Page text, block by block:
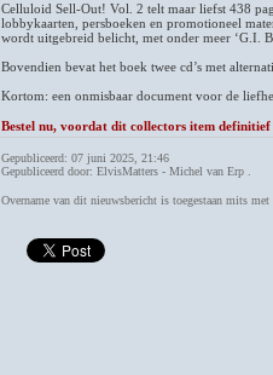
Celluloid Sell-Out! Vol. 2 telt maar liefst 438
lobbykaarten, persboeken en promotioneel
wordt uitgebreid belicht, met onder meer ‘G.I.
Bovendien bevat het boek twee cd’s met
Kortom: een onmisbaar document voor de
Bestel nu, voordat dit collectors item
Gepubliceerd: 07 juni 2025, 21:46
Gepubliceerd door: ElvisMatters - Michel van Erp .
Overname van dit nieuwsbericht is toegestaan mits